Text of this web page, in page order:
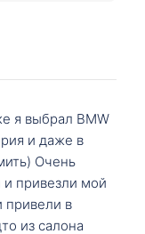
я выбрал BMW
и даже в
Очень
привезли мой
привели в
из салона